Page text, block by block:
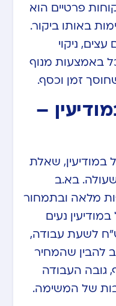
פרטיים הוא
באותו ביקור.
ניקוי
באמצעות מנוף
זמן וכסף.
–
שאלת
בא.ב
מלאה ובתמחור
נעים
כלל בין 350 ל-800 ש”ח לשעת עבודה,
להבין שהמחיר
גובה העבודה
של המשימה.